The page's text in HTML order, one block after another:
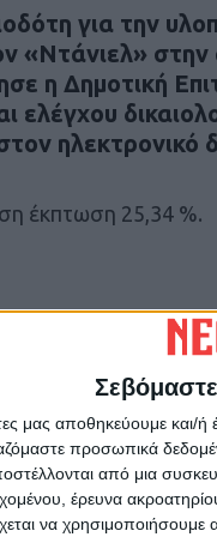
μας αποθηκεύουμε
προσωπικά
από μια
έρευνα
να
για την
«Ντάνιελ» στην
η Δημοτική
ελέγχου
ηλεκτρονικό
έκπτωση 25,34 %.
ΝΕΟΣ ΑΓΩΝ στο
της Καρδίτσας και
Δεύτερη